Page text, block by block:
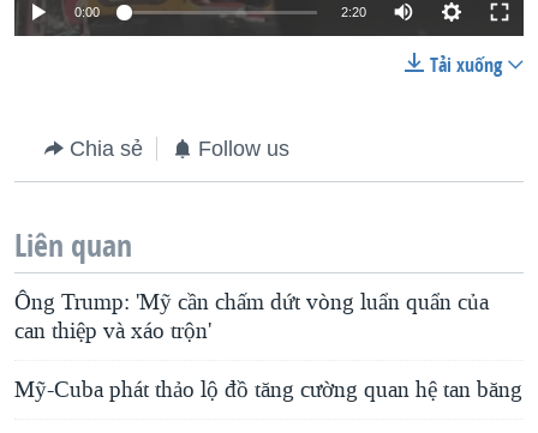
0:00 2:20
Tải xuống
Chia sẻ Follow us
Liên quan
Ông Trump: 'Mỹ cần chấm dứt vòng luẩn quẩn của
can thiệp và xáo trộn'
Mỹ-Cuba phát thảo lộ đồ tăng cường quan hệ tan băng